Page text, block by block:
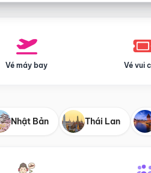
Vé máy bay Vé vui
Nhật Bản Thái Lan